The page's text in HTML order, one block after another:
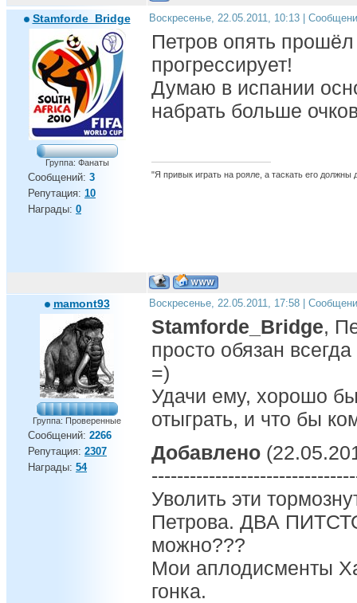
Stamforde_Bridge
Группа: Фанаты
Сообщений: 3
Репутация: 10
Награды: 0
Воскресенье, 22.05.2011, 10:13 |
Петров опять
прогрессирует!
Думаю в испании
набрать больше
"Я привык играть на рояле, а таскать его
mamont93
Группа: Проверенные
Сообщений: 2266
Репутация: 2307
Награды: 54
Воскресенье, 22.05.2011, 17:58 |
Stamforde_Bridge,
просто обязан
=)
Удачи ему, хорошо
отыграть, и что бы
Добавлено
Уволить эти
Петрова. ДВА
можно???
Мои аплодисменты
гонка.